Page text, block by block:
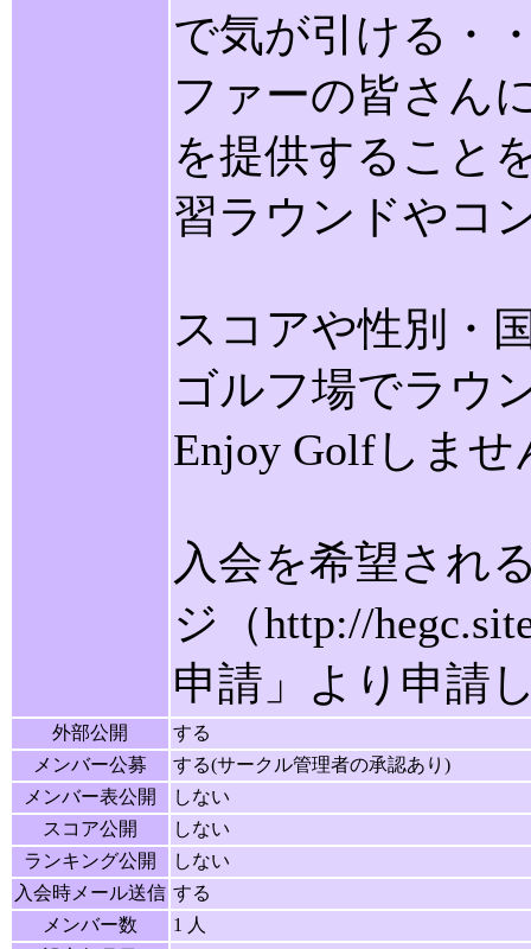
で気が引ける・
ファーの皆さん
を提供すること
習ラウンドやコ
スコアや性別・
ゴルフ場でラウ
Enjoy Golfしませ
入会を希望され
ジ（http://
申請」より申請
外部公開
する
メンバー公募
する(サークル管理者の承認あり)
メンバー表公開
しない
スコア公開
しない
ランキング公開
しない
入会時メール送信 する
メンバー数
1 人